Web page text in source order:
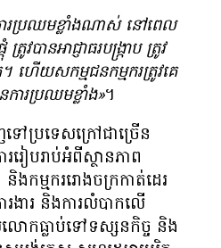
រ​ប្រឈម​ខ្លាំង​ណាស់ នៅ​ពេល​
រូវ​បាន​អាជ្ញាធរ​បង្ក្រាប ត្រូវ​
ហើយ​សកម្មជន​កម្មករ​ត្រូវ​គេ​
ារ​ប្រឈម​ខ្លាំង»។
ប្រទេស​ក្រៅ​ជាច្រើន​
រៀបរាប់​អំពី​ស្ថានភាព​
កម្មករ​រោងចក្រ​កាត់​ដេរ​
រងារ និង​ការ​លំបាក​លើ​
ោក​ធ្លាប់​ទៅ​ទស្សនកិច្ច និង​